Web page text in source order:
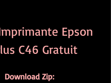
Epson
C46 Gratuit
Download Zip: